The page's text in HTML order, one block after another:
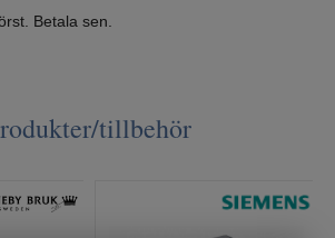
Betala sen.
tillbehör